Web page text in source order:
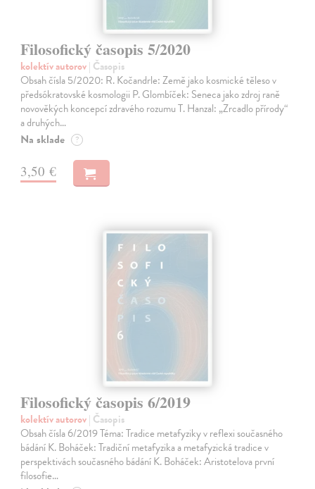
Filosofický časopis 5/2020
kolektív autorov| Časopis
Obsah čísla 5/2020: R. Kočandrle: Země jako kosmické těleso v
předsókratovské kosmologii P. Glombíček: Seneca jako zdroj raně
novověkých koncepcí zdravého rozumu T. Hanzal: „Zrcadlo přírody“
a druhých…
Na sklade ?
3,50 €
Filosofický časopis 6/2019
kolektív autorov| Časopis
Obsah čísla 6/2019 Téma: Tradice metafyziky v reflexi současného
bádání K. Boháček: Tradiční metafyzika a metafyzická tradice v
perspektivách současného bádání K. Boháček: Aristotelova první
filosofie…